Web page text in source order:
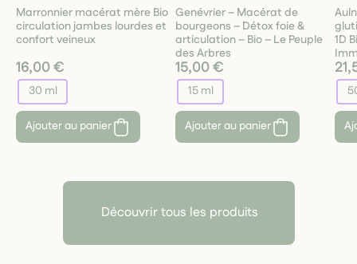
Marronnier macérat mère Bio
circulation jambes lourdes et
confort veineux
16,00 €
30 ml
Ajouter au panier
Genévrier – Macérat de
bourgeons – Détox foie &
articulation – Bio – Le Peuple
des Arbres
15,00 €
15 ml
Ajouter au panier
1D
Découvrir tous les produits